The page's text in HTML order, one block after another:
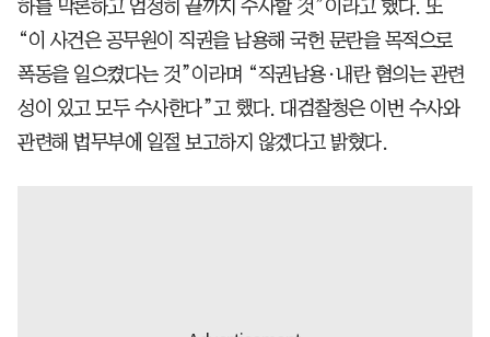
하를 막론하고 엄정히 끝까지 수사할 것”이라고 했다. 또
“이 사건은 공무원이 직권을 남용해 국헌 문란을 목적으로
폭동을 일으켰다는 것”이라며 “직권남용·내란 혐의는 관련
성이 있고 모두 수사한다”고 했다. 대검찰청은 이번 수사와
관련해 법무부에 일절 보고하지 않겠다고 밝혔다.